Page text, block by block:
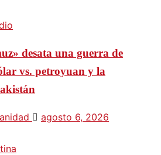
desata una guerra de
vs. petroyuan y la
agosto 6, 2026